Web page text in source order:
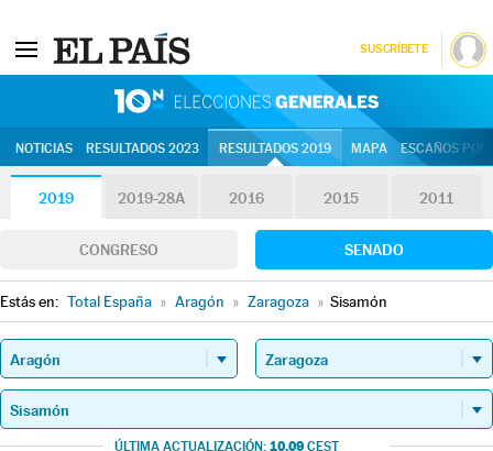
SUSCRÍBETE
NOTICIAS RESULTADOS 2023 RESULTADOS 2019 MAPA ESCAÑOS
2019 2019-28A 2016 2015 2011
CONGRESO SENADO
Estás en: Total España » Aragón » Zaragoza » Sisamón
ÚLTIMA ACTUALIZACIÓN: 10.09 CEST